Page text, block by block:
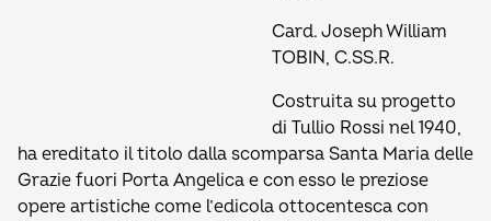
Card. Joseph William
TOBIN, C.SS.R.
Costruita su progetto
di Tullio Rossi nel 1940,
ha ereditato il titolo dalla scomparsa Santa Maria delle
Grazie fuori Porta Angelica e con esso le preziose
opere artistiche come l’edicola ottocentesca con